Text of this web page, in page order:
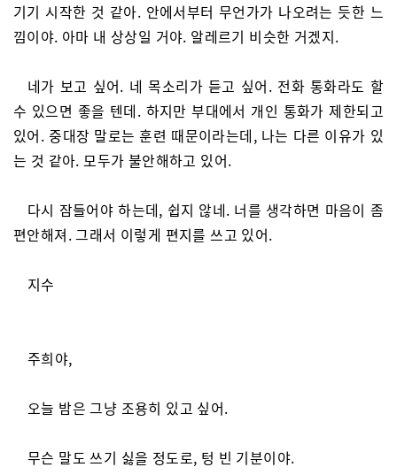
기기 시작한 것 같아. 안에서부터 무언가가 나오려는 듯한 느
낌이야. 아마 내 상상일 거야. 알레르기 비슷한 거겠지.
네가 보고 싶어. 네 목소리가 듣고 싶어. 전화 통화라도 할
수 있으면 좋을 텐데. 하지만 부대에서 개인 통화가 제한되고
있어. 중대장 말로는 훈련 때문이라는데, 나는 다른 이유가 있
는 것 같아. 모두가 불안해하고 있어.
다시 잠들어야 하는데, 쉽지 않네. 너를 생각하면 마음이 좀
편안해져. 그래서 이렇게 편지를 쓰고 있어.
지수
주희야,
오늘 밤은 그냥 조용히 있고 싶어.
무슨 말도 쓰기 싫을 정도로, 텅 빈 기분이야.